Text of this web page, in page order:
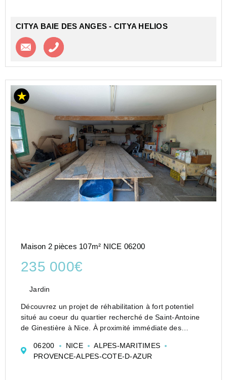
CITYA BAIE DES ANGES - CITYA HELIOS
Contacter l'agence
Maison 2 pièces 107m² NICE 06200
235 000€
Jardin
Découvrez un projet de réhabilitation à fort potentiel
situé au coeur du quartier recherché de Saint-Antoine
de Ginestière à Nice. À proximité immédiate des
proximité, ce bien constitue une opportunité idéale pour
06200 NICE
ALPES-MARITIMES
PROVENCE-ALPES-COTE-D-AZUR